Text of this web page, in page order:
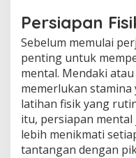
Persiapan
Sebelum memulai
penting untuk
mental. Mendaki
memerlukan stamina
latihan fisik yang
itu, persiapan
lebih menikmati
tantangan dengan